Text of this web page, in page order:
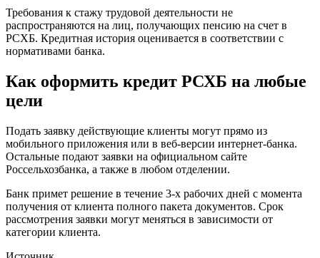
Требования к стажу трудовой деятельности не
распространяются на лиц, получающих пенсию на счет в
РСХБ. Кредитная история оценивается в соответствии с
нормативами банка.
Как оформить кредит РСХБ на любые
цели
Подать заявку действующие клиенты могут прямо из
мобильного приложения или в веб-версии интернет-банка.
Остальные подают заявки на официальном сайте
Россельхозбанка, а также в любом отделении.
Банк примет решение в течение 3-х рабочих дней с момента
получения от клиента полного пакета документов. Срок
рассмотрения заявки могут меняться в зависимости от
категории клиента.